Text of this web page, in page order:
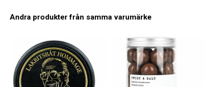
Andra produkter från samma varumärke